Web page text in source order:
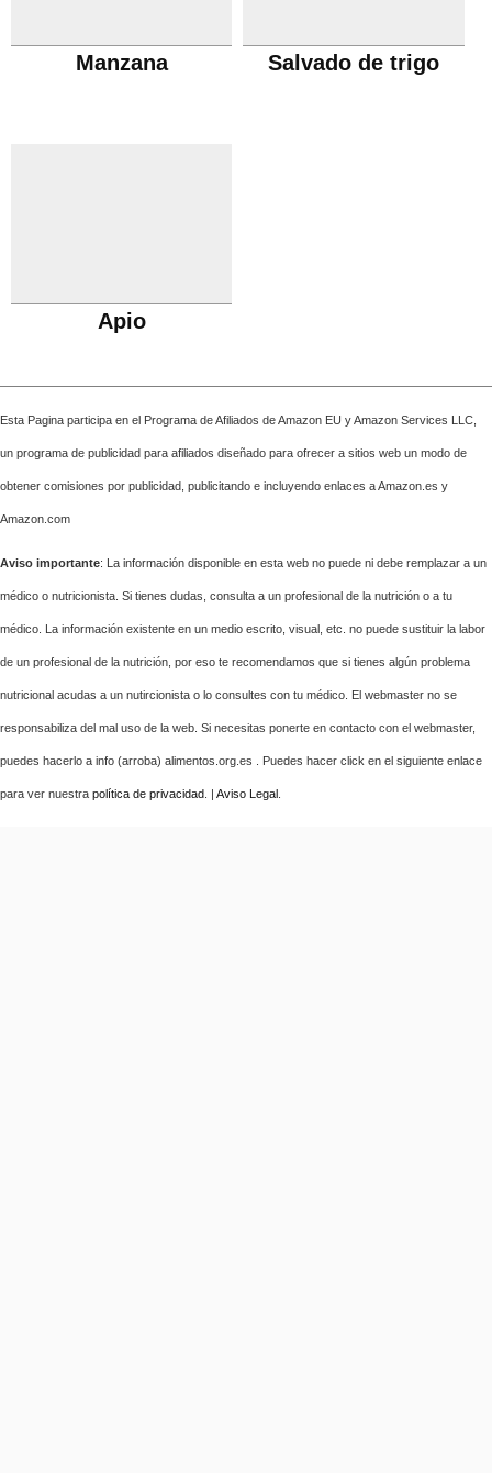
Manzana Salvado de trigo
Apio
Esta Pagina participa en el Programa de Afiliados de Amazon EU y Amazon Services LLC,
un programa de publicidad para afiliados diseñado para ofrecer a sitios web un modo de
obtener comisiones por publicidad, publicitando e incluyendo enlaces a Amazon.es y
Amazon.com
Aviso importante: La información disponible en esta web no puede ni debe remplazar a un
médico o nutricionista. Si tienes dudas, consulta a un profesional de la nutrición o a tu
médico. La información existente en un medio escrito, visual, etc. no puede sustituir la labor
de un profesional de la nutrición, por eso te recomendamos que si tienes algún problema
nutricional acudas a un nutircionista o lo consultes con tu médico. El webmaster no se
responsabiliza del mal uso de la web. Si necesitas ponerte en contacto con el webmaster,
puedes hacerlo a info (arroba) alimentos.org.es . Puedes hacer click en el siguiente enlace
para ver nuestra política de privacidad . | Aviso Legal